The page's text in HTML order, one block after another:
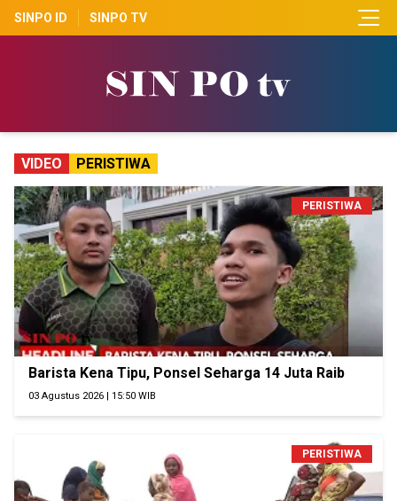
SINPO ID SINPO TV
VIDEO PERISTIWA
PERISTIWA
Barista Kena Tipu, Ponsel Seharga 14 Juta Raib
03 Agustus 2026 | 15:50 WIB
PERISTIWA